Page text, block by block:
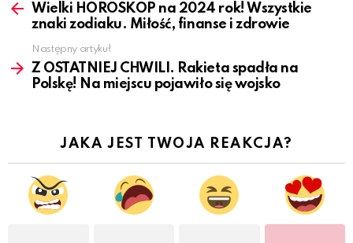
moreWielki HOROSKOP na 2024 rok! Wszystkie
znaki zodiaku. Miłość, finanse i zdrowie
Następny artykuł
Z OSTATNIEJ CHWILI. Rakieta spadła na
Polskę! Na miejscu pojawiło się wojsko
JAKA JEST TWOJA REAKCJA?